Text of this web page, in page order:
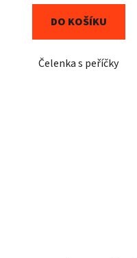
DO KOŠÍKU
Čelenka s peříčky